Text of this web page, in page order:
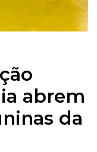
abrem
da